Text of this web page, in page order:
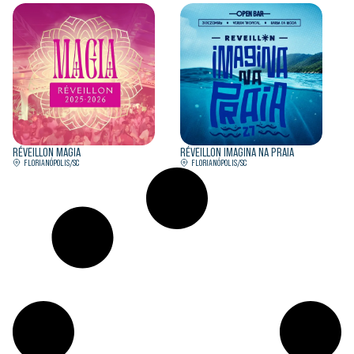
RÉVEILLON MAGIA
FLORIANÓPOLIS/SC
RÉVEILLON IMAGINA NA PRAIA
FLORIANÓPOLIS/SC